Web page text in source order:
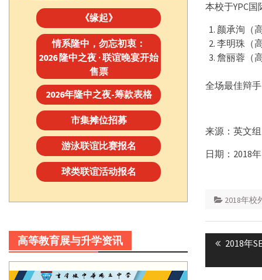
本校于YPC
颜承洵（
李明珠（
詹丽蓉（
全场最佳辩
来源：英文组
日期：2018
2018年校
Post
Previous
2018年
《缘起》
情系隆中，勿忘初衷：
2026 隆中之夜 · 联谊晚宴开始
售票
2026年隆中之夜-筹款表格
市集摊位招募
游泳联谊比赛报名
球类联谊活动报名
高等教育展与升学资讯